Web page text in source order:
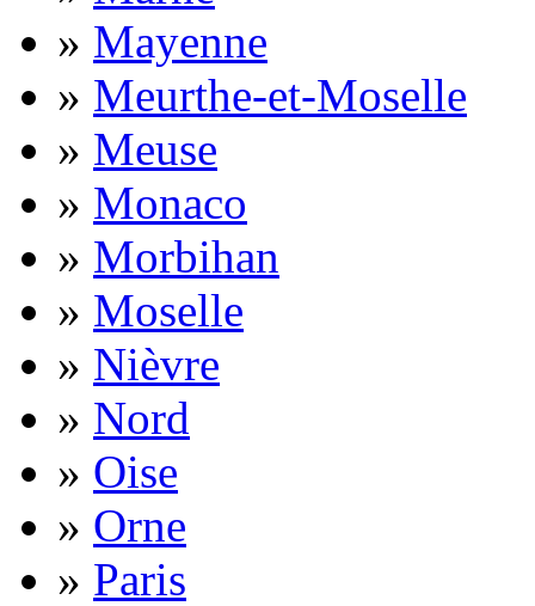
» Mayenne
» Meurthe-et-Moselle
» Meuse
» Monaco
» Morbihan
» Moselle
» Nièvre
» Nord
» Oise
» Orne
» Paris